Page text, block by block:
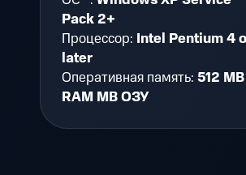
Pack 2+
Процессор: Intel Pentium 4
later
Оперативная память: 512 MB
RAM MB ОЗУ